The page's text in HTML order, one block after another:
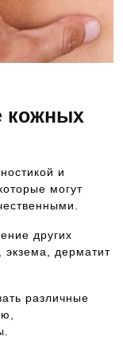
кожных
и
могут
других
экзема, дерматит
различные